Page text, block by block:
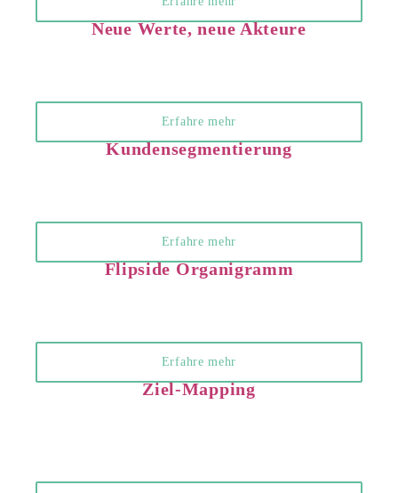
Neue Werte, neue Akteure
Kundensegmentierung
Erfahre mehr
Flipside Organigramm
Erfahre mehr
Ziel-Mapping
Erfahre mehr